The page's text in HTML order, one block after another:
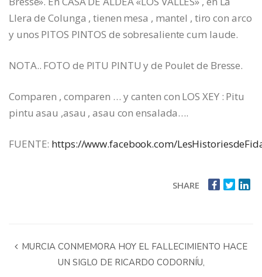
Llera de Colunga , tienen mesa , mantel , tiro con arco
y unos PITOS PINTOS de sobresaliente cum laude.
NOTA.. FOTO de PITU PINTU y de Poulet de Bresse.
Comparen , comparen … y canten con LOS XEY : Pitu
pintu asau ,asau , asau con ensalada….
FUENTE: https://www.facebook.com/
SHARE
MURCIA CONMEMORA HOY EL FALLECIMIENTO HACE
UN SIGLO DE RICARDO CODORNÍU,